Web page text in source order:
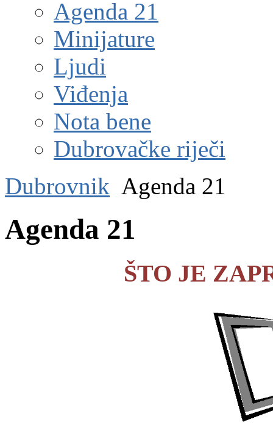
Agenda 21
Minijature
Ljudi
Viđenja
Nota bene
Dubrovačke riječi
Dubrovnik Agenda 21
Agenda 21
ŠTO JE